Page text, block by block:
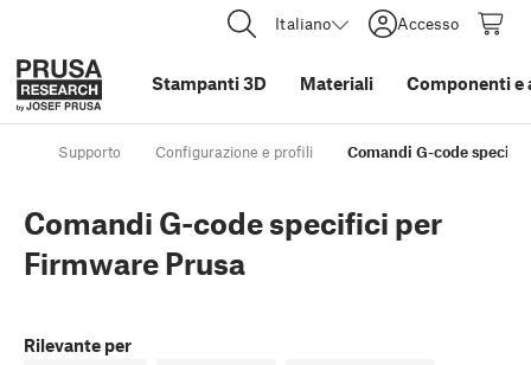
Italiano Accesso
Stampanti 3D Materiali Componenti e
Supporto Configurazione e profili Comandi G-code
Comandi G-code specifici per
Firmware Prusa
Rilevante per